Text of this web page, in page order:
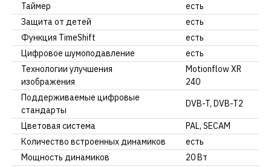
Таймер
есть
Защита от детей
есть
Функция TimeShift
есть
Цифровое шумоподавление
есть
Технологии улучшения
изображения
Motionflow XR
240
Поддерживаемые цифровые
стандарты
DVB-T, DVB-T2
Цветовая система
PAL, SECAM
Количество встроенных динамиков
есть
Мощность динамиков
20 Вт